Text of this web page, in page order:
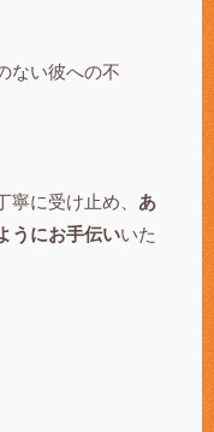
ない彼への不
に受け止め、 あ
うにお手伝いいた